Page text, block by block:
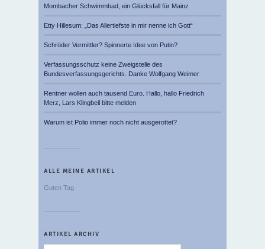
Mombacher Schwimmbad, ein Glücksfall für Mainz
Etty Hillesum: „Das Allertiefste in mir nenne ich Gott“
Schröder Vermittler? Spinnerte Idee von Putin?
Verfassungsschutz keine Zweigstelle des
Bundesverfassungsgerichts. Danke Wolfgang Weimer
Rentner wollen auch tausend Euro. Hallo, hallo Friedrich
Merz, Lars Klingbeil bitte melden
Warum ist Polio immer noch nicht ausgerottet?
ALLE MEINE ARTIKEL
Guten Tag
ARTIKEL ARCHIV